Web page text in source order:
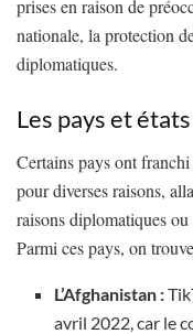
prises en raison de
nationale, la protection
diplomatiques.
Les pays et
Certains pays ont
pour diverses raisons,
raisons diplomatiques
Parmi ces pays, on
L’Afghanistan :
avril 2022, car le